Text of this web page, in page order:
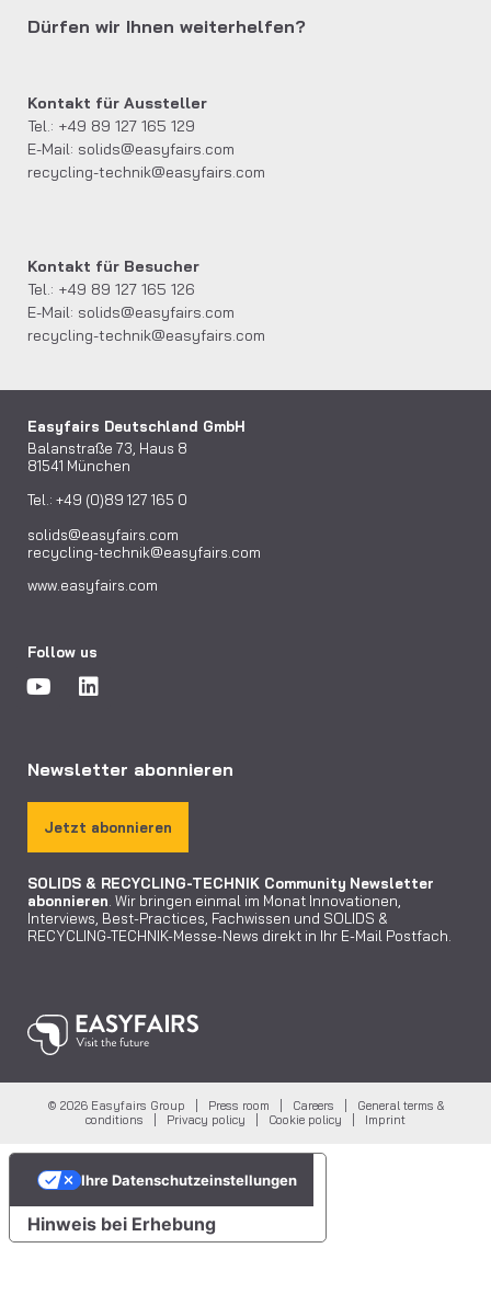
Dürfen wir Ihnen weiterhelfen?
Kontakt für Aussteller
Tel.: +49 89 127 165 129
E-Mail: solids@easyfairs.com
recycling-technik@easyfairs.com
Kontakt für Besucher
Tel.: +49 89 127 165 126
E-Mail: solids@easyfairs.com
recycling-technik@easyfairs.com
Easyfairs Deutschland GmbH
Balanstraße 73, Haus 8
81541 München
Tel.: +49 (0)89 127 165 0
solids@easyfairs.com
recycling-technik@easyfairs.com
www.easyfairs.com
Follow us
Newsletter abonnieren
Jetzt abonnieren
SOLIDS & RECYCLING-TECHNIK Community Newsletter
abonnieren . Wir bringen einmal im Monat Innovationen,
Interviews, Best-Practices, Fachwissen und SOLIDS &
RECYCLING-TECHNIK-Messe-News direkt in Ihr E-Mail Postfach.
© 2026 Easyfairs Group | Press room Careers
General terms &
conditions
Privacy policy Cookie policy Imprint
Hinweis bei Erhebung
Ihre Datenschutzeinstellungen